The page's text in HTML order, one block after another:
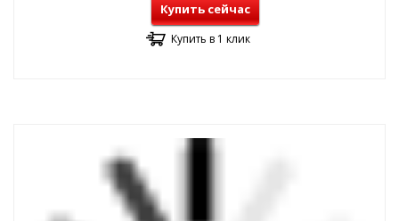
Купить сейчас
Купить в 1 клик